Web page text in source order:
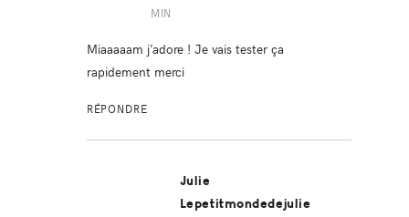
MIN
Miaaaaam j’adore ! Je vais tester ça
rapidement merci
RÉPONDRE
Julie
Lepetitmondedejulie